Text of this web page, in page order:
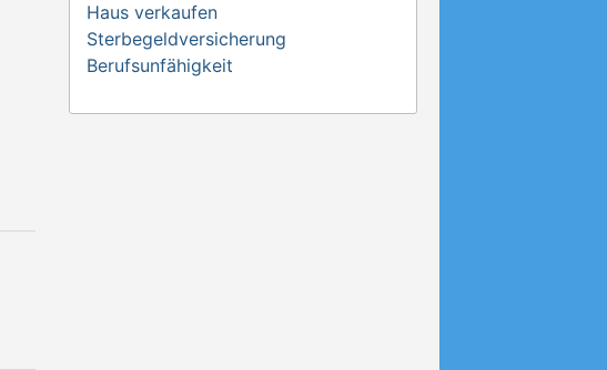
Haus verkaufen
Sterbegeldversicherung
Berufsunfähigkeit